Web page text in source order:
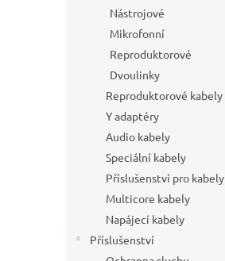
Nástrojové
Mikrofonní
Reproduktorové
Dvoulinky
Reproduktorové kabely
Y adaptéry
Audio kabely
Speciální kabely
Příslušenství pro kabely
Multicore kabely
Napájecí kabely
Příslušenství